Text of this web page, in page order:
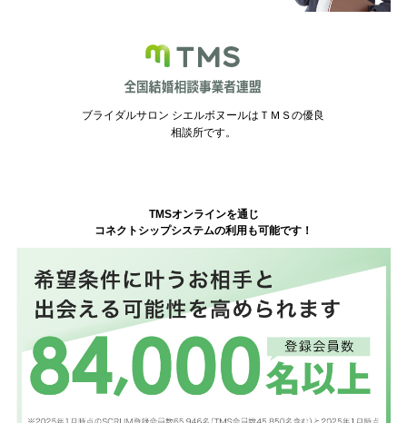
ブライダルサロン シエルボヌールはＴＭＳの優良
相談所です。
TMSオンラインを通じ
コネクトシップシステムの利用も可能です！